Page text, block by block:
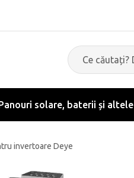
solare, baterii și altele
invertoare Deye